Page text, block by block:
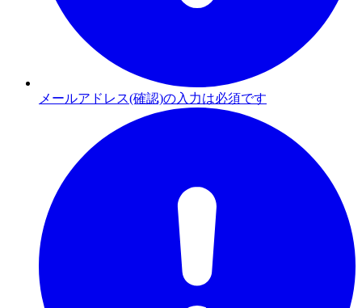
メールアドレス(確認)の入力は必須です